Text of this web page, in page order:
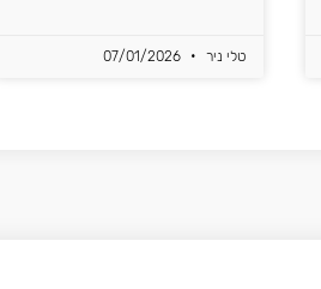
טלי ניר 07/01/2026